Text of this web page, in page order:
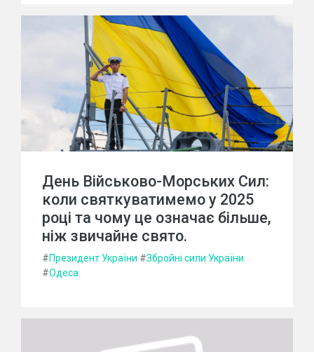
День Військово-Морських Сил:
коли святкуватимемо у 2025
році та чому це означає більше,
ніж звичайне свято.
#Президент України #Збройні сили України
#Одеса